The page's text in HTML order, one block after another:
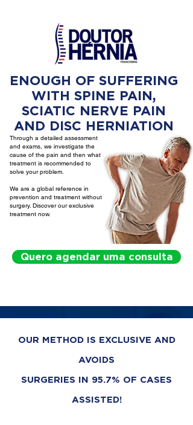
ENOUGH OF SUFFERING
WITH SPINE PAIN,
SCIATIC NERVE PAIN
AND DISC HERNIATION
Through a detailed assessment
and exams, we investigate the
cause of the pain and then what
treatment is recommended to
solve your problem.
We are a global reference in
prevention and treatment without
surgery. Discover our exclusive
treatment now.
Quero agendar uma consulta
OUR METHOD IS EXCLUSIVE AND
AVOIDS
SURGERIES IN 95.7% OF CASES
ASSISTED!